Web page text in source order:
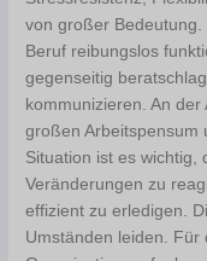
von großer Bedeutung.
Beruf reibungslos
gegenseitig
kommunizieren. An
großen Arbeitspensum
Situation ist es wichtig,
Veränderungen zu
effizient zu erledigen.
Umständen leiden. Für